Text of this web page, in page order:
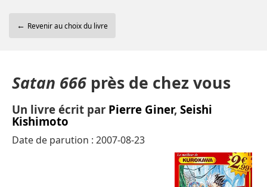
← Revenir au choix du livre
Satan 666 près de chez vous
Un livre écrit par Pierre Giner, Seishi
Kishimoto
Date de parution : 2007-08-23